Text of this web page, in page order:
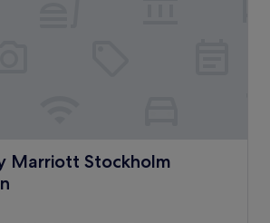
Marriott Stockholm
Stockholm Kungsholmen